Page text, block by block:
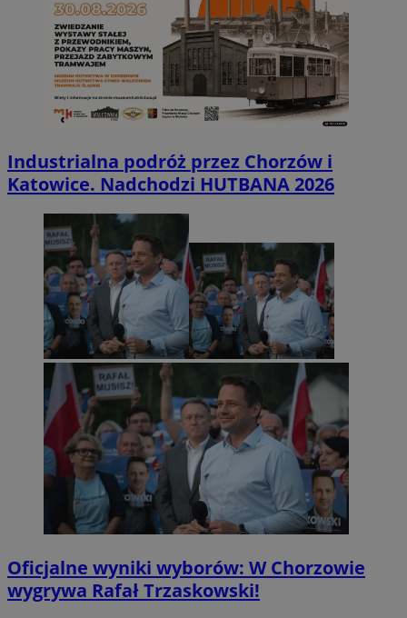
Industrialna podróż przez Chorzów i
Katowice. Nadchodzi HUTBANA 2026
Oficjalne wyniki wyborów: W Chorzowie
wygrywa Rafał Trzaskowski!